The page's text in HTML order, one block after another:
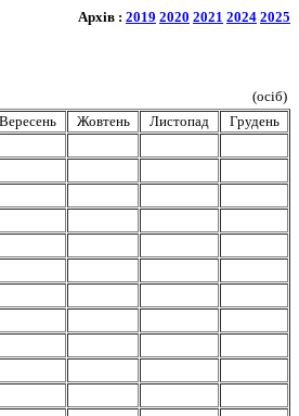
Архів : 2019 2020 2021 2024 2025
(осіб)
Вересень Жовтень Листопад
Грудень